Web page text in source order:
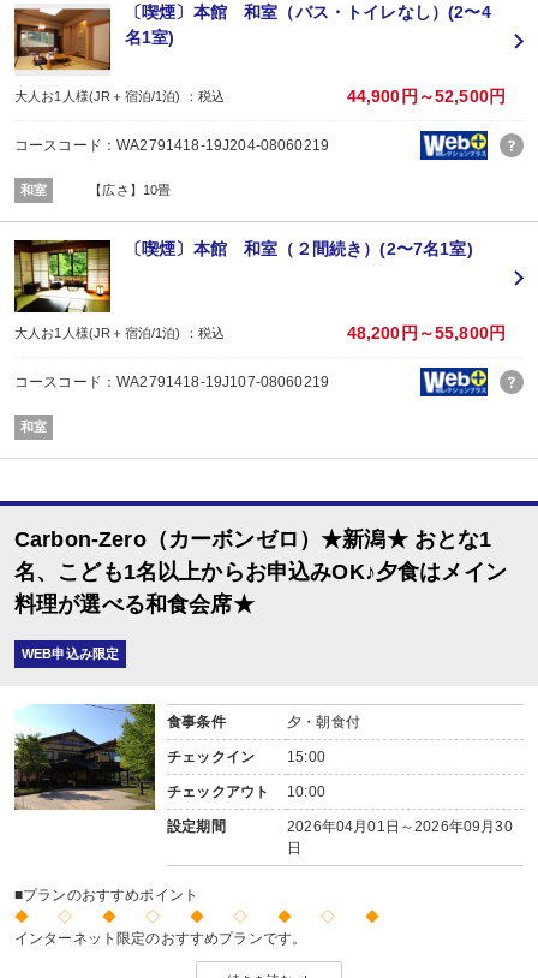
・貸切風呂ご利用OK（チェックイン時先着順）
【2名1室でご利用の場合】おとな1名＋こども1名OK♪
2名1室ご利用の場合、
※通常「おとな1名＋こども1名」で2名1室ご利用の場合、お子様はおとなと同
【JR鹿瀬駅～お宿間 送迎のご案内 ※要事前予約】
新潟駅及び新津駅乗換、JR磐越西線 鹿瀬駅からお宿までは送迎がございます
（9:00～18:00／要事前予約）
※ご希望のお客様は、ご予約日の翌日以降にお客様自身で宿泊施設にご連絡く
■夕食
場所:
宴会場
内容:
宴会場
内容:
和食
〔喫煙〕本館 和室（バス・トイレなし）(2〜4
名1室)
大人お1人様(JR＋宿泊/1泊) ：税込 44,900円～52,500円
コースコード：WA2791418-19J204-08060219
和室 【広さ】10畳
〔喫煙〕本館 和室（２間続き）(2〜7名1室)
大人お1人様(JR＋宿泊/1泊) ：税込 48,200円～55,800円
コースコード：WA2791418-19J107-08060219
和室
Carbon-Zero（カーボンゼロ）★新潟★ おとな1
名、こども1名以上からお申込みOK♪夕食はメイン
料理が選べる和食会席★
WEB申込み限定
食事条件 夕・朝食付
チェックイン 15:00
チェックアウト 10:00
設定期間
2026年04月01日～2026年09月30
日
■プランのおすすめポイント
◆ ◇ ◆ ◇ ◆ ◇ ◆ ◇ ◆
インターネット限定のおすすめプランです。
※店頭・電話・メールでのお問合せや申込みは出来ません。